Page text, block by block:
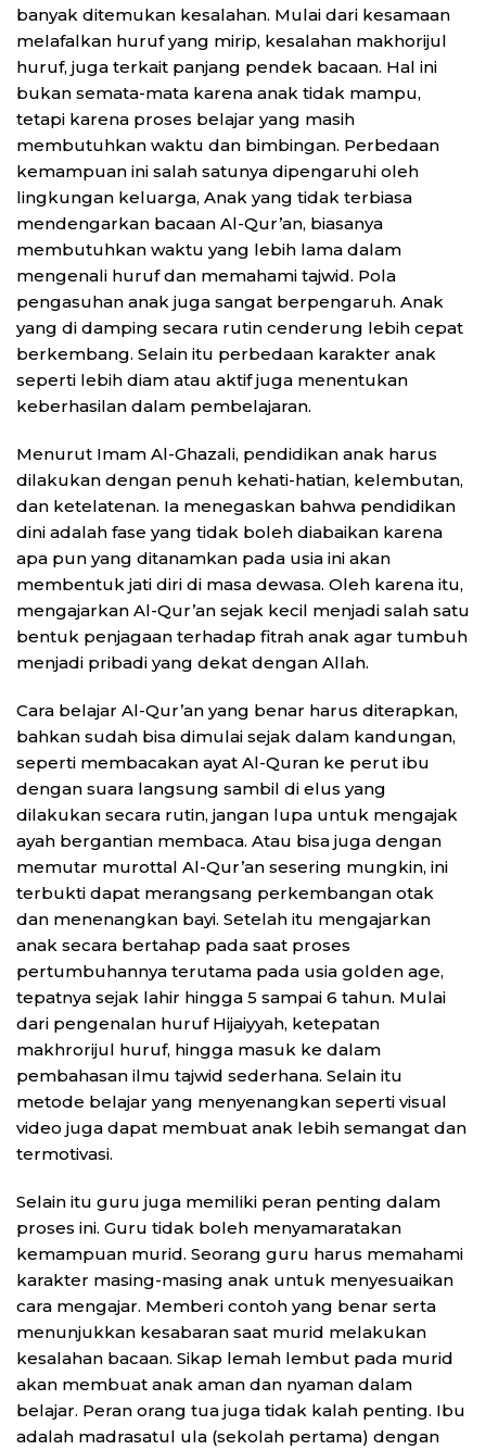
banyak ditemukan kesalahan. Mulai dari kesamaan
melafalkan huruf yang mirip, kesalahan makhorijul
huruf, juga terkait panjang pendek bacaan. Hal ini
bukan semata-mata karena anak tidak mampu,
tetapi karena proses belajar yang masih
membutuhkan waktu dan bimbingan. Perbedaan
kemampuan ini salah satunya dipengaruhi oleh
lingkungan keluarga, Anak yang tidak terbiasa
mendengarkan bacaan Al-Qur’an, biasanya
membutuhkan waktu yang lebih lama dalam
mengenali huruf dan memahami tajwid. Pola
pengasuhan anak juga sangat berpengaruh. Anak
yang di damping secara rutin cenderung lebih cepat
berkembang. Selain itu perbedaan karakter anak
seperti lebih diam atau aktif juga menentukan
keberhasilan dalam pembelajaran.
Menurut Imam Al-Ghazali, pendidikan anak harus
dilakukan dengan penuh kehati-hatian, kelembutan,
dan ketelatenan. Ia menegaskan bahwa pendidikan
dini adalah fase yang tidak boleh diabaikan karena
apa pun yang ditanamkan pada usia ini akan
membentuk jati diri di masa dewasa. Oleh karena itu,
mengajarkan Al-Qur’an sejak kecil menjadi salah satu
bentuk penjagaan terhadap fitrah anak agar tumbuh
menjadi pribadi yang dekat dengan Allah.
Cara belajar Al-Qur’an yang benar harus diterapkan,
bahkan sudah bisa dimulai sejak dalam kandungan,
seperti membacakan ayat Al-Quran ke perut ibu
dengan suara langsung sambil di elus yang
dilakukan secara rutin, jangan lupa untuk mengajak
ayah bergantian membaca. Atau bisa juga dengan
memutar murottal Al-Qur’an sesering mungkin, ini
terbukti dapat merangsang perkembangan otak
dan menenangkan bayi. Setelah itu mengajarkan
anak secara bertahap pada saat proses
pertumbuhannya terutama pada usia golden age,
tepatnya sejak lahir hingga 5 sampai 6 tahun. Mulai
dari pengenalan huruf Hijaiyyah, ketepatan
makhrorijul huruf, hingga masuk ke dalam
pembahasan ilmu tajwid sederhana. Selain itu
metode belajar yang menyenangkan seperti visual
video juga dapat membuat anak lebih semangat dan
termotivasi.
Selain itu guru juga memiliki peran penting dalam
proses ini. Guru tidak boleh menyamaratakan
kemampuan murid. Seorang guru harus memahami
karakter masing-masing anak untuk menyesuaikan
cara mengajar. Memberi contoh yang benar serta
menunjukkan kesabaran saat murid melakukan
kesalahan bacaan. Sikap lemah lembut pada murid
akan membuat anak aman dan nyaman dalam
belajar. Peran orang tua juga tidak kalah penting. Ibu
adalah madrasatul ula (sekolah pertama) dengan